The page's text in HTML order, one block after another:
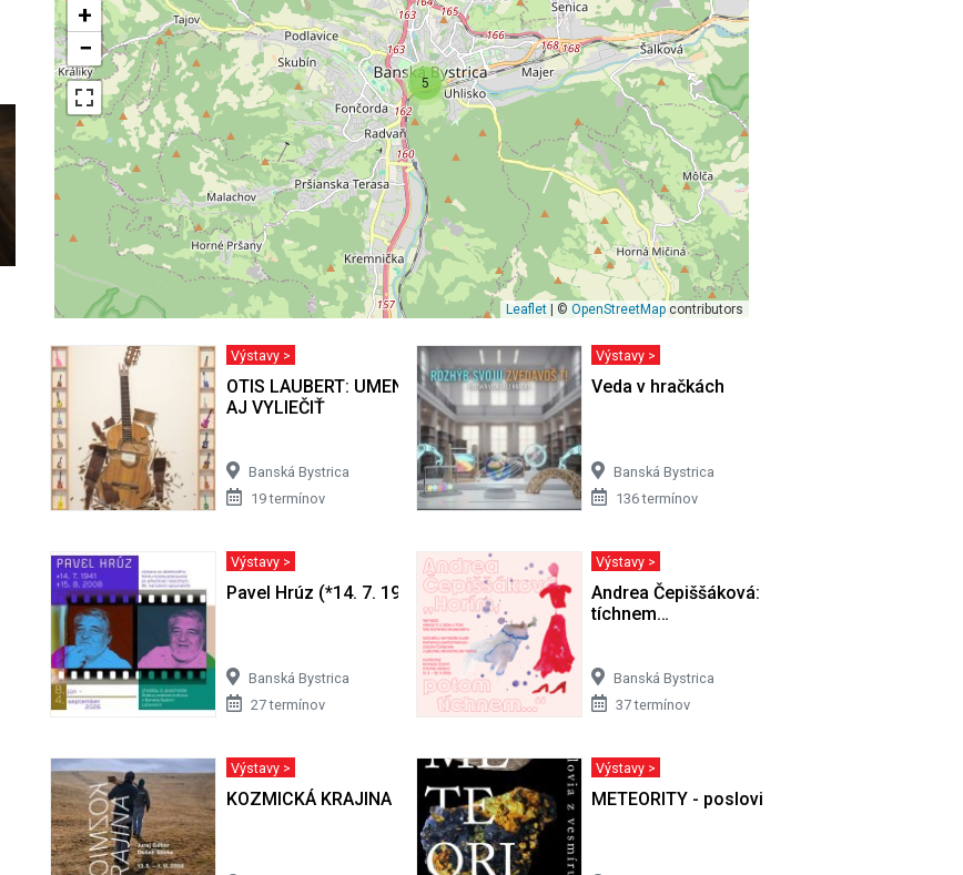
5
+
−
Leaflet | ©OpenStreetMap contributors
Výstavy >
OTIS LAUBERT: UMENIE BY VÁS MOHLO
AJ VYLIEČIŤ
Banská Bystrica
19 termínov
Výstavy >
Veda v hračkách
Banská Bystrica
136 termínov
Výstavy >
Pavel Hrúz (*14. 7. 1941 + 15. 8. 2008)
Banská Bystrica
27 termínov
Výstavy >
Andrea Čepiššáková: Horím, potom
tíchnem…
Banská Bystrica
37 termínov
Výstavy >
KOZMICKÁ KRAJINA
Výstavy >
METEORITY - poslovia z vesmíru